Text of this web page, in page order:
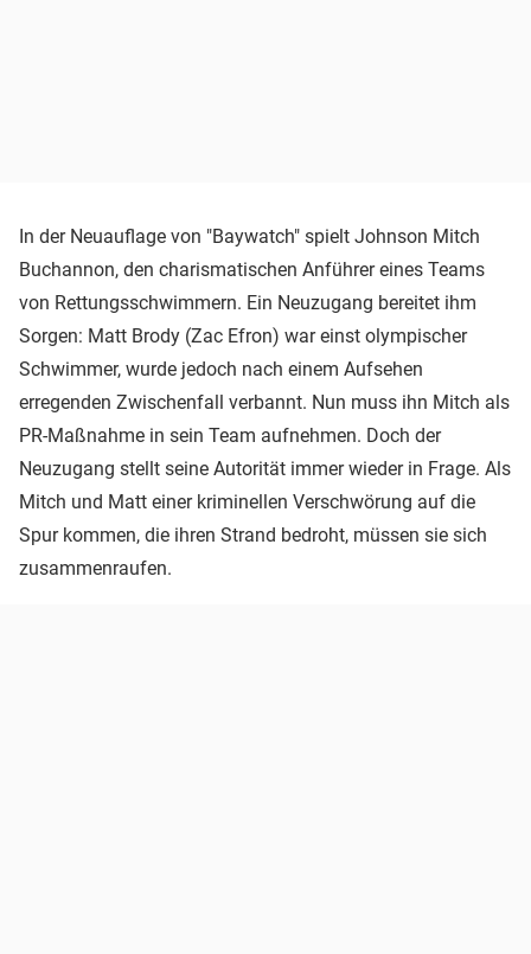
In der Neuauflage von "Baywatch" spielt Johnson Mitch
Buchannon, den charismatischen Anführer eines Teams
von Rettungsschwimmern. Ein Neuzugang bereitet ihm
Sorgen: Matt Brody (Zac Efron) war einst olympischer
Schwimmer, wurde jedoch nach einem Aufsehen
erregenden Zwischenfall verbannt. Nun muss ihn Mitch als
PR-Maßnahme in sein Team aufnehmen. Doch der
Neuzugang stellt seine Autorität immer wieder in Frage. Als
Mitch und Matt einer kriminellen Verschwörung auf die
Spur kommen, die ihren Strand bedroht, müssen sie sich
zusammenraufen.